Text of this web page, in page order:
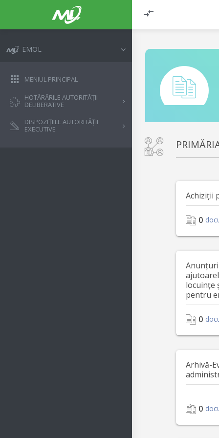
EMOL
MENIUL PRINCIPAL
HOTĂRÂRILE AUTORITĂȚII
DELIBERATIVE
DISPOZIȚIILE AUTORITĂȚII
EXECUTIVE
Achiziții
0
locuințe
pentru
0
Arhivă-
0